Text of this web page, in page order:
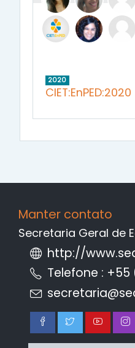
2020
CIET:EnPED:2020
Manter contato
Secretaria Geral de
http://
Telefone : +55